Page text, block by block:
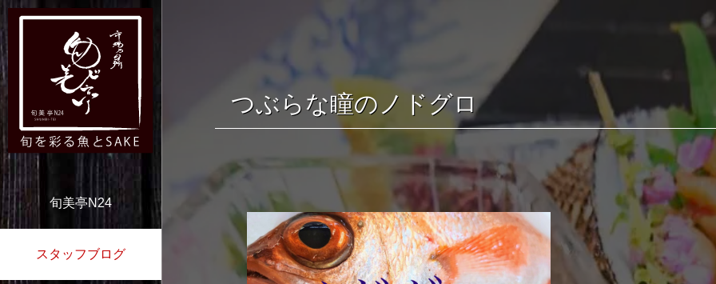
旬美亭N24
スタッフブログ
つぶらな瞳のノドグロ